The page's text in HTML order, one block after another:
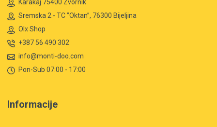
Karakaj 75400 Zvornik
Sremska 2 - TC ”Oktan”, 76300 Bijeljina
Olx Shop
+387 56 490 302
info@monti-doo.com
Pon-Sub 07:00 - 17:00
Informacije